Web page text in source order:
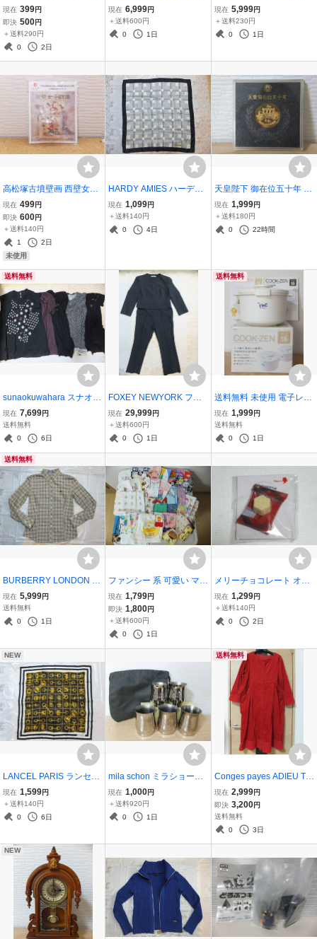
オウ vol.2 F賞 2nd 仮面ラ
イダーデフォルメフィギ
ュア 仮面ライダーゲイツ
KAMEN RIDER ② ジャン
現在 399円
即決 500円
＋送料290円
0
2日
UE LABEL バーバリーロ
ンドン ブルーレーベル 38
半袖シャツ ワンピース グ
現在 6,999円
＋送料600円
0
1日
ミヤ シルク 絹 グリーン
緑系 カーディガン 40 ブ
ランドロゴ入り ニット 軽
現在 5,999円
＋送料230円
0
1日
高松塚古墳壁画 西壁女子
群像 国宝高松塚古墳壁画
修理作業室の公開 ご来場
記念 マグネット 文化庁 非
売品 奈良県 ご当地 飛鳥
歴史 レア
現在 499円
即決 600円
＋送料140円
1
2日
未使用
HARDY AMIES ハーディ
エイミス 大版 シルク スカ
ーフ 絹100% ムーンバッ
ト製 77×77cm ストール
現在 1,099円
＋送料140円
0
4日
天皇陛下 御在位五十年 記
念メダル 50年 ケース付
奉祝 ゴールドカラー 馬車
菊紋 コレクション 日本 J
現在 1,999円
＋送料180円
0
22時間
送料無料
sunaokuwahara スナオク
ワハラ すなおくわはら チ
ュニック ワンピース 5点
ゆったり 大きめ エイ・ネ
まとめ
現在 7,699円
送料無料
0
6日
FOXEY NEWYORK フォ
クシー ニューヨーク ノー
カラー ジャケット 40 パ
ンツ ズボン 42 上下2点 セ
現在 29,999円
＋送料600円
0
1日
送料無料
送料無料 未使用 電子レン
ジ 専用調理鍋 COOK-ZEN
クック膳 SKATER スケー
ター 千葉真知子 器具 レシ
現在 1,999円
送料無料
0
1日
送料無料
BURBERRY LONDON BL
UE LABEL バーバリーロ
ンドンブルーレーベル 38
長袖 ノバチェック シャツ
現在 5,999円
送料無料
0
1日
ファンシー 系 可愛い マイ
ナー キャラクター レトロ
ハンカチ タオルハンカチ
巾着 まとめ 色々 VINTAG
E TOWEL HANDKERCHI
現在 1,799円
即決 1,800円
＋送料600円
0
1日
メリーチョコレート オリ
ジナルチャーム キーホル
ダー Mary's FANCY CHO
COLATE ノベルティ ミニ
現在 1,299円
＋送料140円
0
2日
NEW
LANCEL PARIS ランセル
パリ シルク スカーフ 絹1
00% 58×58cm ゴールド
チェーン柄 白黒金カラー
現在 1,599円
＋送料140円
0
6日
mila schon ミラショーン
ステンレスカップ コッ
プ タンブラー ＋ MENA
RD メナード 巾着袋 アウ
現在 1,000円
＋送料920円
0
1日
送料無料
Conges payes ADIEU TRI
STESS コンジェペイエ ア
デュートリステス レッド
赤系 ビギ 2WAY ワンピー
ス 羽織コート コーデュロ
現在 2,999円
即決 3,200円
送料無料
0
3日
NEW